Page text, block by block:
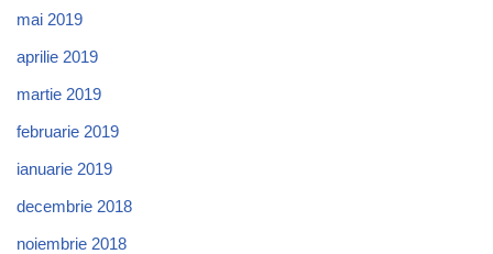
mai 2019
aprilie 2019
martie 2019
februarie 2019
ianuarie 2019
decembrie 2018
noiembrie 2018